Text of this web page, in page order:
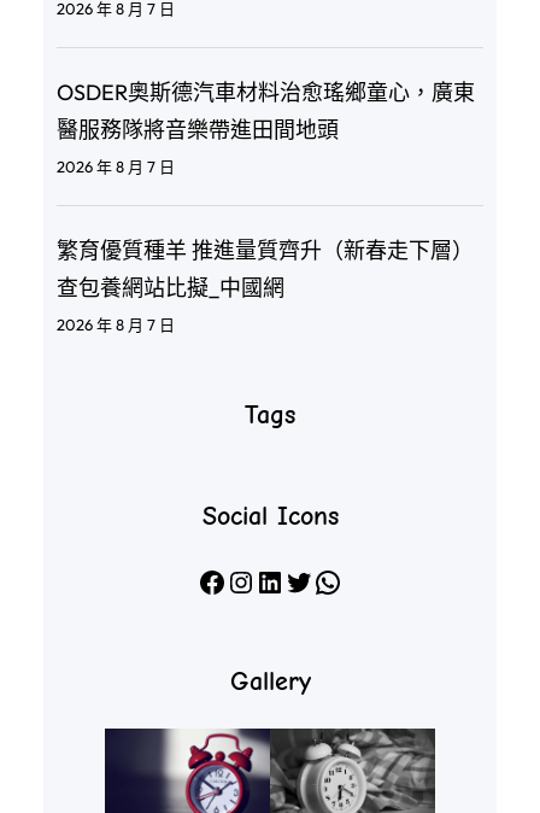
2026 年 8 月 7 日
OSDER奧斯德汽車材料治愈瑤鄉童心，廣東
醫服務隊將音樂帶進田間地頭
2026 年 8 月 7 日
繁育優質種羊 推進量質齊升（新春走下層）
查包養網站比擬_中國網
2026 年 8 月 7 日
Tags
Social Icons
Facebook Instagram LinkedIn X WhatsApp
Gallery